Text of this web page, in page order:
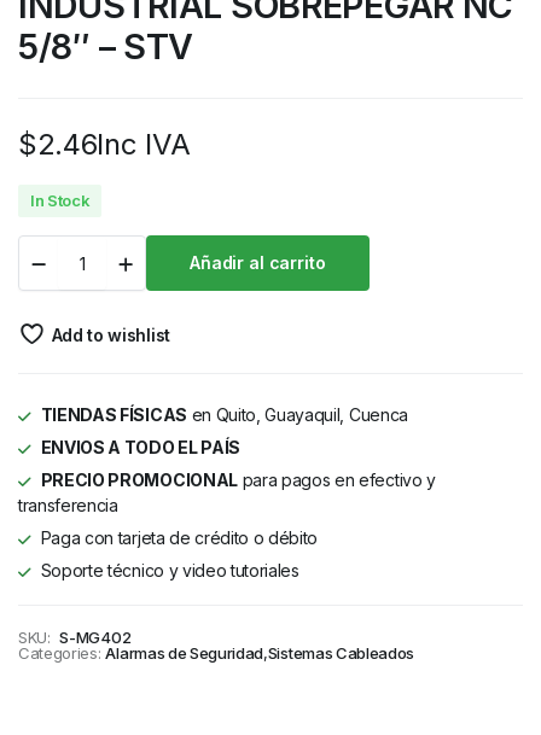
5/8″ – STV
$2.46Inc IVA
In Stock
Añadir al carrito
Add to wishlist
TIENDAS FÍSICAS en Quito, Guayaquil, Cuenca
ENVIOS A TODO EL PAÍS
PRECIO PROMOCIONALpara pagos en efectivo y
transferencia
Paga con tarjeta de crédito o débito
Soporte técnico y video tutoriales
SKU: S-MG402
Categories: Alarmas de Seguridad,Sistemas Cableados